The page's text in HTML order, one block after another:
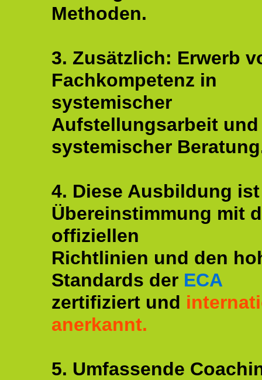
Methoden.
3. Zusätzlich: Erwerb
Fachkompetenz in
systemischer
Aufstellungsarbeit und
systemischer
4. Diese Ausbildung
Übereinstimmung mit
offiziellen
Richtlinien und den
Standards der ECA
zertifiziert und
anerkannt.
5. Umfassende